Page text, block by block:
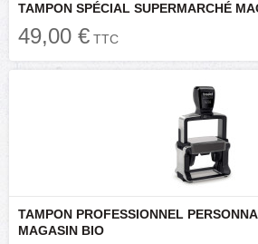
TAMPON SPÉCIAL SUPERMARCHÉ
49,00 € TTC
TAMPON PROFESSIONNEL
MAGASIN BIO